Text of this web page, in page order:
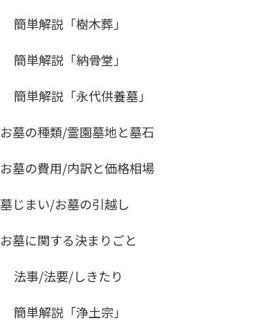
簡単解説「樹木葬」
簡単解説「納骨堂」
簡単解説「永代供養墓」
お墓の種類/霊園墓地と墓石
お墓の費用/内訳と価格相場
墓じまい/お墓の引越し
お墓に関する決まりごと
法事/法要/しきたり
簡単解説「浄土宗」